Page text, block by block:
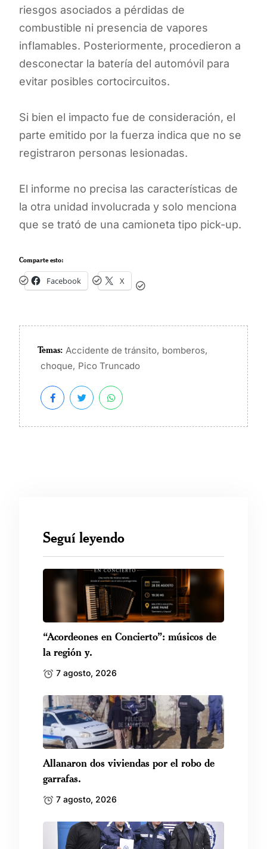
riesgos asociados a pérdidas de
combustible ni presencia de vapores
inflamables. Posteriormente, procedieron a
desconectar la batería del automóvil para
evitar posibles cortocircuitos.
Si bien el impacto fue de consideración, el
parte emitido por la fuerza indica que no se
registraron personas lesionadas.
El informe no precisa las características de
la otra unidad involucrada y solo menciona
que se trató de una camioneta tipo pick-up.
Comparte esto:
Facebook X
Temas: Accidente de tránsito, bomberos,
choque, Pico Truncado
Seguí leyendo
“Acordeones en Concierto”: músicos de
la región y.
7 agosto, 2026
Allanaron dos viviendas por el robo de
garrafas.
7 agosto, 2026